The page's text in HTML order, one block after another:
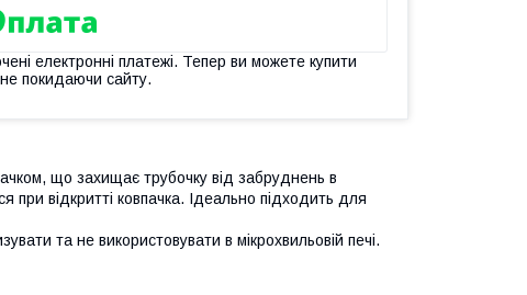
електронні платежі. Тепер ви можете купити
покидаючи сайту.
що захищає трубочку від забруднень в
при відкритті ковпачка. Ідеально підходить для
та не використовувати в мікрохвильовій печі.